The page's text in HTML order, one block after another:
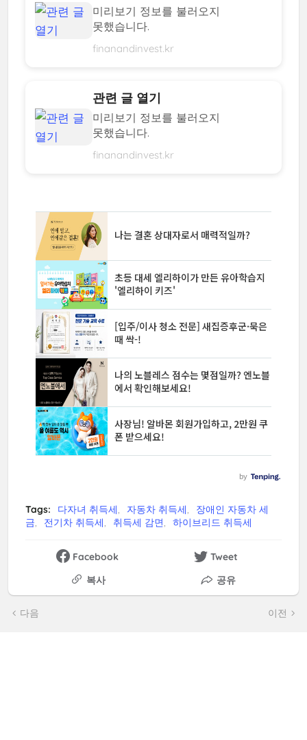
미리보기 정보를 불러오지
못했습니다.
finanandinvest.kr
관련 글 열기
미리보기 정보를 불러오지
못했습니다.
finanandinvest.kr
Tags: 다자녀 취득세 자동차 취득세
장애인 자동차 세
금
전기차 취득세 취득세 감면 하이브리드 취득세
Facebook
Tweet
복사
공유
다음 이전